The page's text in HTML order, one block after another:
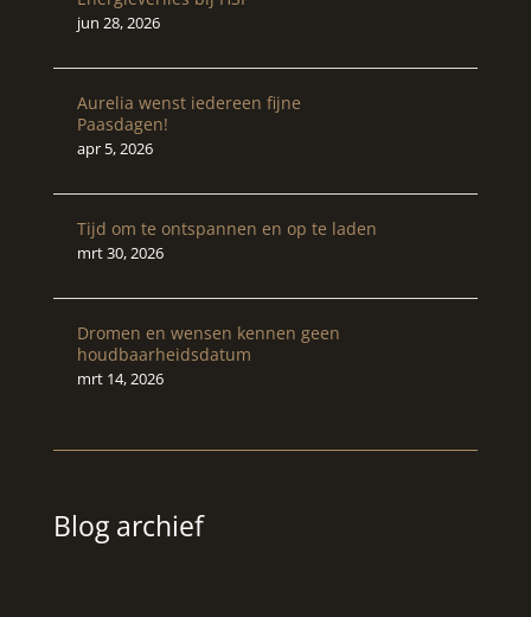
jun 28, 2026
Aurelia wenst iedereen fijne
Paasdagen!
apr 5, 2026
Tijd om te ontspannen en op te laden
mrt 30, 2026
Dromen en wensen kennen geen
houdbaarheidsdatum
mrt 14, 2026
Blog archief